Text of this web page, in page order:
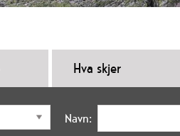
Hva skjer
Navn: